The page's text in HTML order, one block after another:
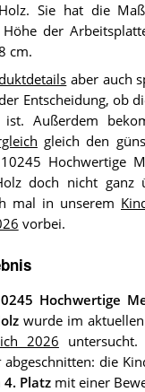
Sie hat die
der
cm.
aber auch
Entscheidung, ob
Außerdem
gleich den
Hochwertige
doch nicht ganz
mal in unserem
vorbei.
Hochwertige
wurde im aktuellen
2026
abgeschnitten: die
4. Platzmit einer